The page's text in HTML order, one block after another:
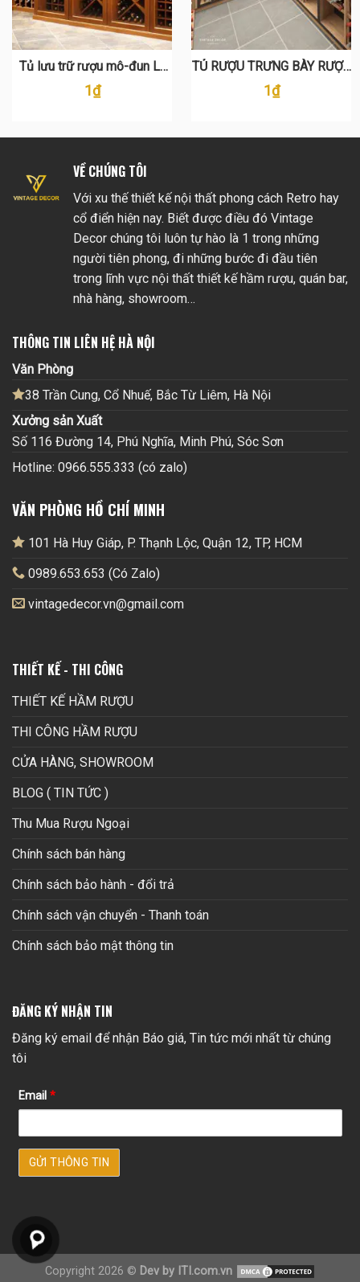
Tủ lưu trữ rượu mô-đun LT
109
1₫
TỦ RƯỢU TRƯNG BÀY RƯỢU
LT 130
1₫
VỀ CHÚNG TÔI
Với xu thế thiết kế nội thất phong cách Retro hay
cổ điển hiện nay. Biết được điều đó Vintage
Decor chúng tôi luôn tự hào là 1 trong những
người tiên phong, đi những bước đi đầu tiên
trong lĩnh vực nội thất thiết kế hầm rượu, quán bar,
nhà hàng, showroom…
THÔNG TIN LIÊN HỆ HÀ NỘI
Văn Phòng
38 Trần Cung, Cổ Nhuế, Bắc Từ Liêm, Hà Nội
Xưởng sản Xuất
Số 116 Đường 14, Phú Nghĩa, Minh Phú, Sóc Sơn
Hotline: 0966.555.333 (có zalo)
VĂN PHÒNG HỒ CHÍ MINH
101 Hà Huy Giáp, P. Thạnh Lộc, Quận 12, TP, HCM
0989.653.653 (Có Zalo)
vintagedecor.vn@gmail.com
THIẾT KẾ - THI CÔNG
THIẾT KẾ HẦM RƯỢU
THI CÔNG HẦM RƯỢU
CỬA HÀNG, SHOWROOM
BLOG ( TIN TỨC )
Thu Mua Rượu Ngoại
Chính sách bán hàng
Chính sách bảo hành - đổi trả
Chính sách vận chuyển - Thanh toán
Chính sách bảo mật thông tin
ĐĂNG KÝ NHẬN TIN
Đăng ký email để nhận Báo giá, Tin tức mới nhất từ chúng
tôi
Email *
Copyright 2026 © Dev by ITI.com.vn